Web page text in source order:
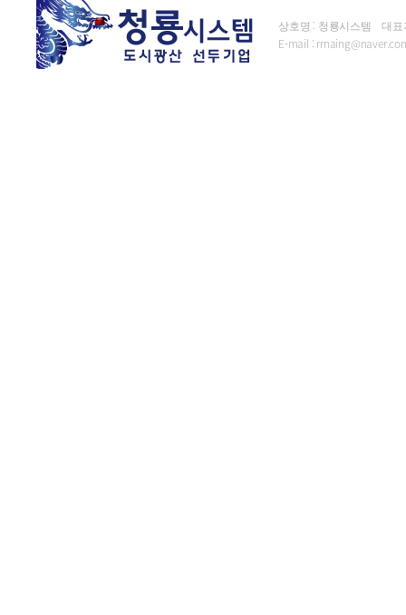
상호명 : 청룡시스템 대표
E-mail :